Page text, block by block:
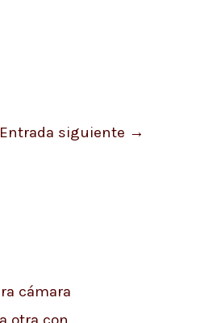
Entrada siguiente →